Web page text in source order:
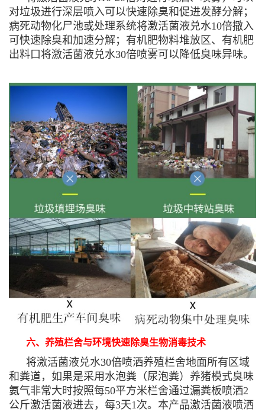
对垃圾进行深层喷入可以快速除臭和促进发酵分解；
病死动物化尸池或处理系统将激活菌液兑水10倍撒入
可快速除臭和加速分解；有机肥物料堆放区、有机肥
出料口将激活菌液兑水30倍喷雾可以降低臭味异味。
六、养殖栏舍与环境快速除臭生物消毒技术
将激活菌液兑水30倍喷洒养殖栏舍地面所有区域
和粪道，如果是采用水泡粪（尿泡粪）养猪模式臭味
氨气非常大时按照每50平方米栏舍通过漏粪板喷洒2
公斤激活菌液进去，每3天1次。本产品激活菌液喷洒